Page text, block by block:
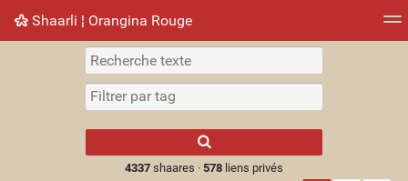
Shaarli ¦ Orangina Rouge
Nuage de tags Mur d'images
results.
4337shaares · 578liens privés